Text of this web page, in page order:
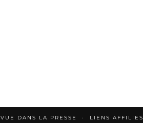
VUE DANS LA PRESSE LIENS AFFILIES